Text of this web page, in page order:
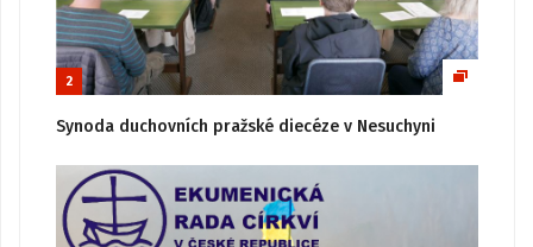
2
Synoda duchovních pražské diecéze v Nesuchyni